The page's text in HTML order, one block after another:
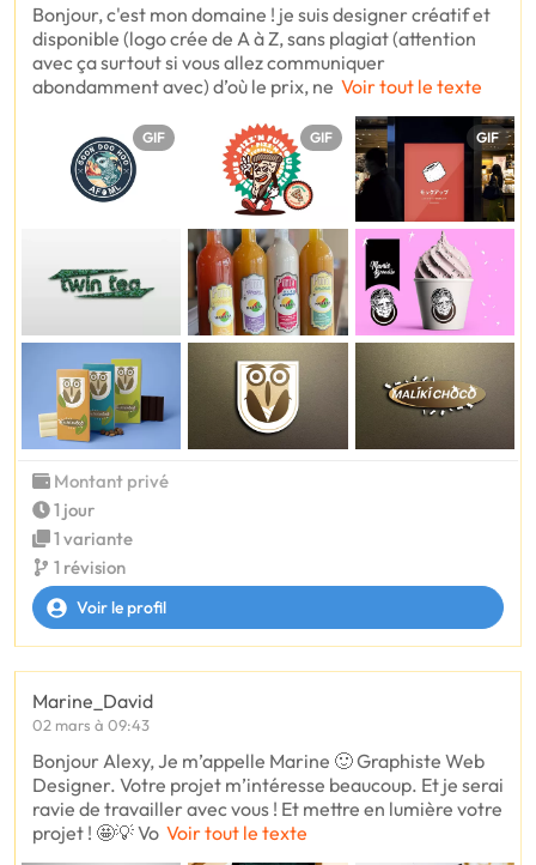
Bonjour, c'est mon domaine ! je suis designer créatif et
disponible (logo crée de A à Z, sans plagiat (attention
avec ça surtout si vous allez communiquer
abondamment avec) d’où le prix, ne Voir tout le texte
GIF GIF GIF
Montant privé
1 jour
1 variante
1 révision
Voir le profil
Marine_David
02 mars à 09:43
Bonjour Alexy, Je m’appelle Marine 🙂 Graphiste Web
Designer. Votre projet m’intéresse beaucoup. Et je serai
ravie de travailler avec vous ! Et mettre en lumière votre
projet ! 🤩💡 Vo Voir tout le texte